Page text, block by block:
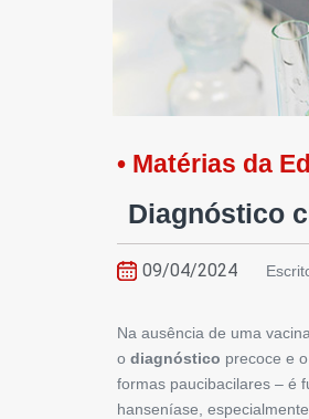
• Matérias da
Diagnóstico
09/04/2024
Na ausência de uma
o diagnóstico precoce e o
formas paucibacilares – é
hanseníase,